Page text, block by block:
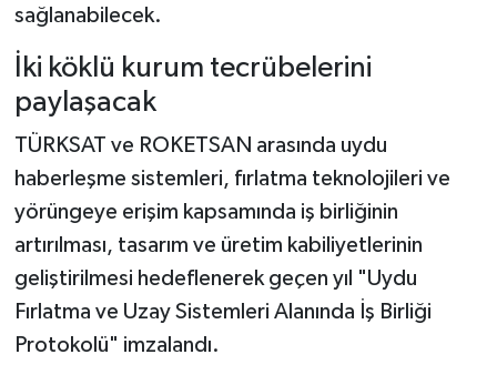
sağlanabilecek.
İki köklü kurum tecrübelerini
paylaşacak
TÜRKSAT ve ROKETSAN arasında uydu
haberleşme sistemleri, fırlatma teknolojileri ve
yörüngeye erişim kapsamında iş birliğinin
artırılması, tasarım ve üretim kabiliyetlerinin
geliştirilmesi hedeflenerek geçen yıl "Uydu
Fırlatma ve Uzay Sistemleri Alanında İş Birliği
Protokolü" imzalandı.